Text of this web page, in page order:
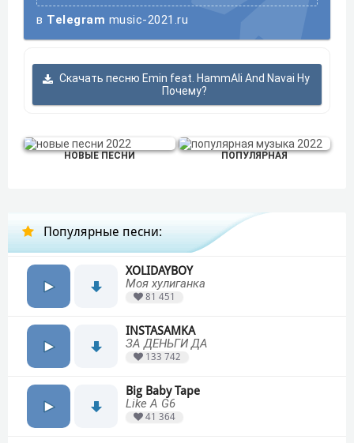
в Telegram music-2021.ru
Скачать песню Emin feat. HammAli And Navai Ну
Почему?
НОВЫЕ ПЕСНИ ПОПУЛЯРНАЯ
Популярные песни:
XOLIDAYBOY
Моя хулиганка
81 451
INSTASAMKA
ЗА ДЕНЬГИ ДА
133 742
Big Baby Tape
Like A G6
41 364